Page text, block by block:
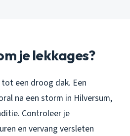
je lekkages?
een droog dak. Een
na een storm in Hilversum,
Controleer je
en vervang versleten